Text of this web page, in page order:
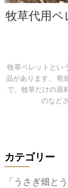
牧草代用
牧草ペレットとい
品があります。 乾
で、牧草だけの原
のなど
カテゴリー
「うさぎ畑と